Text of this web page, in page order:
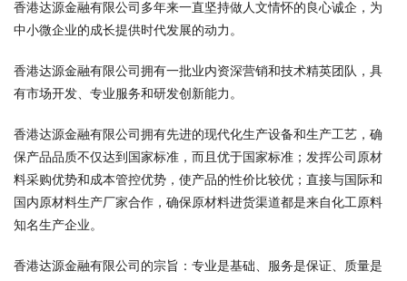
香港达源金融有限公司多年来一直坚持做人文情怀的良心诚企，为
中小微企业的成长提供时代发展的动力。
香港达源金融有限公司拥有一批业内资深营销和技术精英团队，具
有市场开发、专业服务和研发创新能力。
香港达源金融有限公司拥有先进的现代化生产设备和生产工艺，确
保产品品质不仅达到国家标准，而且优于国家标准；发挥公司原材
料采购优势和成本管控优势，使产品的性价比较优；直接与国际和
国内原材料生产厂家合作，确保原材料进货渠道都是来自化工原料
知名生产企业。
香港达源金融有限公司的宗旨：专业是基础、服务是保证、质量是